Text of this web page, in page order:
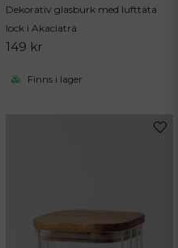
Dekorativ glasburk med lufttäta
lock i Akaciaträ
149 kr
Finns i lager